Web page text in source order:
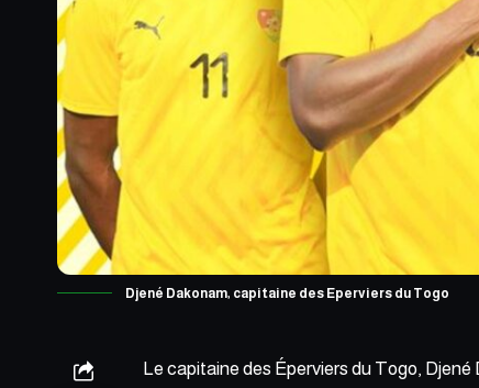
Djené Dakonam, capitaine des Eperviers du Togo
Le capitaine des Éperviers du Togo, Djené